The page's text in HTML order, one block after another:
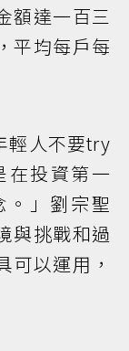
額達一百三
平均每戶每
輕人不要try
投資第一
」劉宗聖
與挑戰和過
可以運用，